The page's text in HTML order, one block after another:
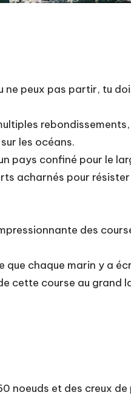
peux pas partir, tu
les océans.
pays confiné pour le
acharnés pour
des
que chaque marin y a
cette course au grand
noeuds et des creux de